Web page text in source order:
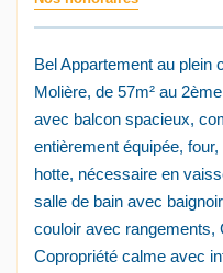
Bel Appartement au plein
Molière, de 57m² au
avec balcon spacieux,
entièrement équipée,
hotte, nécessaire en
salle de bain avec
couloir avec rangements,
Copropriété calme avec